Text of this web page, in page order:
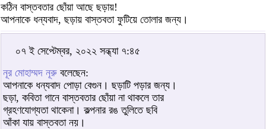
কঠিন বাস্তবতার ছোঁয়া আছে ছড়ায়!
আপনাকে ধন্যবাদ, ছড়ায় বাস্তবতা ফুটিয়ে তোলার জন্য।
০৭ ই সেপ্টেম্বর, ২০২২ সন্ধ্যা ৭:৪৫
নূর মোহাম্মদ নূরু বলেছেন:
আপনাকে ধন্যবাদ পোড়া বেগুন। ছড়াটি পড়ার জন্য।
ছড়া, কবিতা গানে বাস্তবতার ছোঁয়া না থাকলে তার
গ্রহণযোগ্যতা থাকেনা। কল্পনার রঙ তুলিতে ছবি
আঁকা যায় বাস্তবতা নয়।